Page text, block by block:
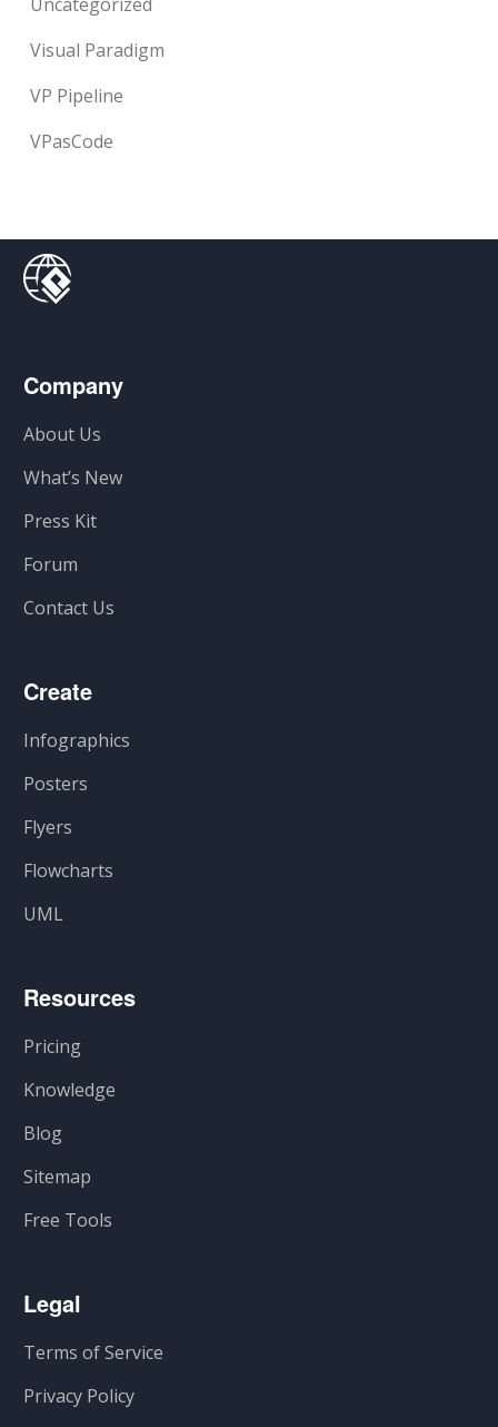
Visual Paradigm
VP Pipeline
VPasCode
Company
About Us
What’s New
Press Kit
Forum
Contact Us
Create
Infographics
Posters
Flyers
Flowcharts
UML
Resources
Pricing
Knowledge
Blog
Sitemap
Free Tools
Legal
Terms of Service
Privacy Policy